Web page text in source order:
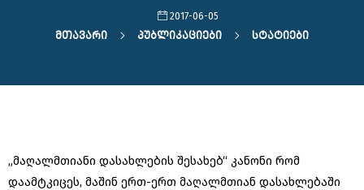
2017-06-05
Მთავარი Პუბლიკაციები Სტატიები
„მაღალმთიანი დასახლების შესახებ“ კანონი რომ
დაამტკიცეს, მაშინ ერთ-ერთ მაღალმთიან დასახლებაში